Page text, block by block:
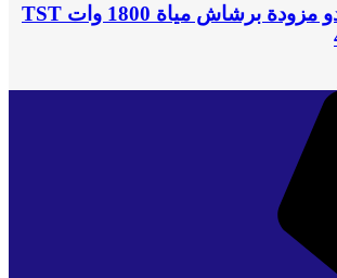
مكواة بخار تورنيدو مزودة برشاش مياة 1800 وات TST